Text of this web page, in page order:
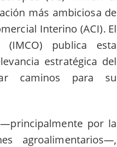
más ambiciosa de
Interino (ACI). El
publica esta
estratégica del
caminos para su
por la
agroalimentarios—,